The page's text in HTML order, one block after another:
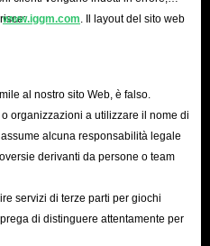
www.iggm.com . Il layout del sito web
al nostro sito Web, è falso.
organizzazioni a utilizzare il nome di
alcuna responsabilità legale
derivanti da persone o team
servizi di terze parti per giochi
di distinguere attentamente per